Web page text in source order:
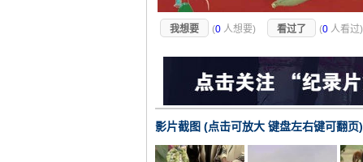
我想要 (0 人想要) 看过了 (0 人看过)
影片截图 (点击可放大 键盘左右键可翻页)